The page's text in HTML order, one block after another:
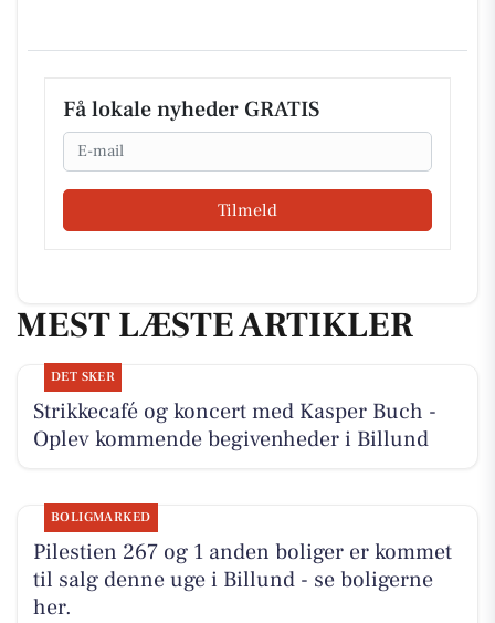
Få lokale nyheder GRATIS
Email
Tilmeld
MEST LÆSTE ARTIKLER
DET SKER
Strikkecafé og koncert med Kasper Buch -
Oplev kommende begivenheder i Billund
BOLIGMARKED
Pilestien 267 og 1 anden boliger er kommet
til salg denne uge i Billund - se boligerne
her.